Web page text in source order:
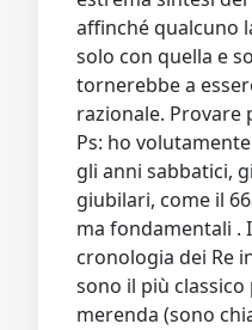
affinché qualcuno
solo con quella e
tornerebbe a
razionale. Provare
Ps: ho
gli anni sabbatici,
giubilari, come il
ma fondamentali .
cronologia dei Re
sono il più classico
merenda (sono